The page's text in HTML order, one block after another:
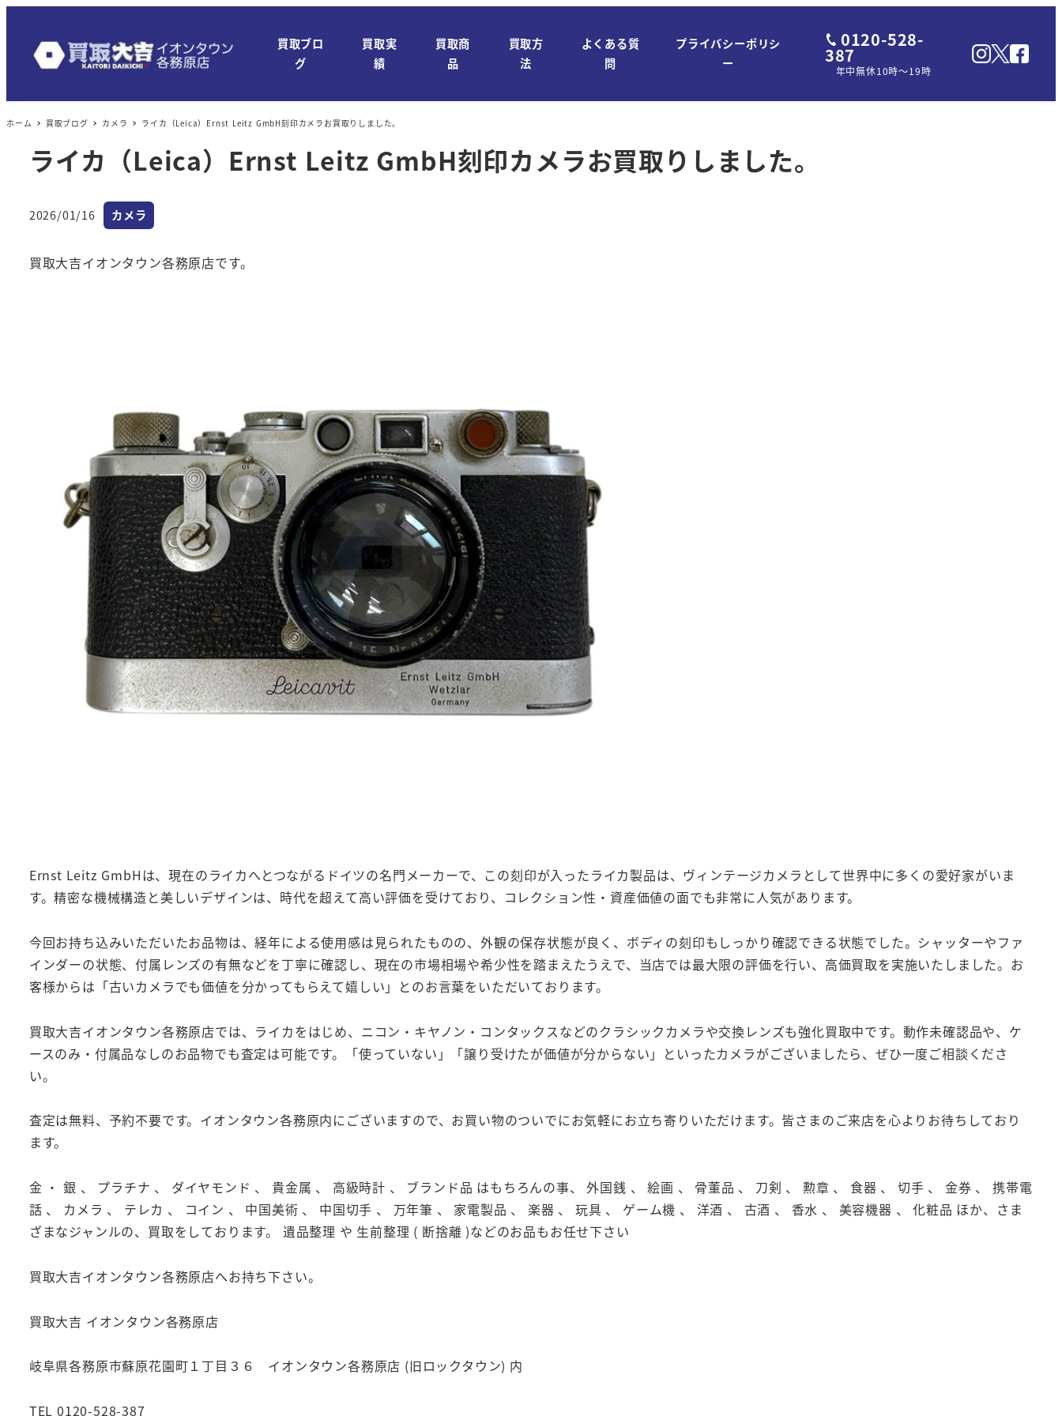
買取ブロ
グ
買取実
績
買取商
品
買取方
法
よくある質
問
プライバシーポリシ
ー
0120-528-
387
年中無休10時～19時
ホーム 買取ブログ カメラ ライカ（Leica）Ernst Leitz GmbH刻印カメラお買取りしました。
ライカ（Leica）Ernst Leitz GmbH刻印カメラお買取りしました。
投稿日
2026/01/16 カテゴリー
カメラ
買取大吉イオンタウン各務原店です。
Ernst Leitz GmbHは、現在のライカへとつながるドイツの名門メーカーで、この刻印が入ったライカ製品は、ヴィンテージカメラとして世界中に多くの愛好家がいま
す。精密な機械構造と美しいデザインは、時代を超えて高い評価を受けており、コレクション性・資産価値の面でも非常に人気があります。
今回お持ち込みいただいたお品物は、経年による使用感は見られたものの、外観の保存状態が良く、ボディの刻印もしっかり確認できる状態でした。シャッターやファ
インダーの状態、付属レンズの有無などを丁寧に確認し、現在の市場相場や希少性を踏まえたうえで、当店では最大限の評価を行い、高価買取を実施いたしました。お
客様からは「古いカメラでも価値を分かってもらえて嬉しい」とのお言葉をいただいております。
買取大吉イオンタウン各務原店では、ライカをはじめ、ニコン・キヤノン・コンタックスなどのクラシックカメラや交換レンズも強化買取中です。動作未確認品や、ケ
ースのみ・付属品なしのお品物でも査定は可能です。「使っていない」「譲り受けたが価値が分からない」といったカメラがございましたら、ぜひ一度ご相談くださ
い。
査定は無料、予約不要です。イオンタウン各務原内にございますので、お買い物のついでにお気軽にお立ち寄りいただけます。皆さまのご来店を心よりお待ちしており
ます。
金 ・ 銀 、 プラチナ 、 ダイヤモンド 、 貴金属 、 高級時計 、 ブランド品 はもちろんの事、 外国銭 、 絵画 、 骨董品 、 刀剣 、 勲章 、 食器 、 切手 、 金券 、 携帯電
話 、 カメラ 、 テレカ 、 コイン 、 中国美術 、 中国切手 、 万年筆 、 家電製品 、 楽器 、 玩具 、 ゲーム機 、 洋酒 、 古酒 、 香水 、 美容機器 、 化粧品 ほか、さま
ざまなジャンルの、買取をしております。 遺品整理 や 生前整理 ( 断捨離 )などのお品もお任せ下さい
買取大吉イオンタウン各務原店へお持ち下さい。
買取大吉 イオンタウン各務原店
岐阜県各務原市蘇原花園町１丁目３６ イオンタウン各務原店 (旧ロックタウン) 内
TEL 0120-528-387